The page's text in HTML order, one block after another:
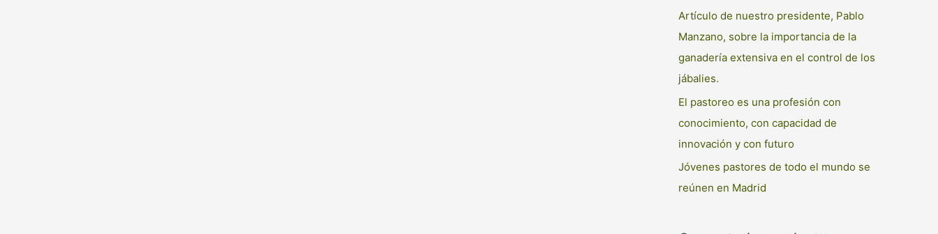
Artículo de nuestro presidente, Pablo
Manzano, sobre la importancia de la
ganadería extensiva en el control de los
jábalies.
El pastoreo es una profesión con
conocimiento, con capacidad de
innovación y con futuro
Jóvenes pastores de todo el mundo se
reúnen en Madrid